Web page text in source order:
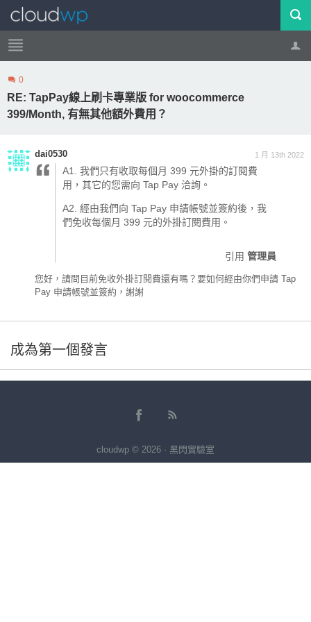
帳號 登出
0
RE: TapPay線上刷卡專業版 for woocommerce
399/Month, 有無其他額外費用？
1 月 13th 2022
dai0530
A1. 我們只有收取每個月 399 元外掛的訂閱費
用，其它的您需向 Tap Pay 洽詢。
A2. 經由我們向 Tap Pay 申請帳號並簽約後，我
們免收每個月 399 元的外掛訂閱費用。
引用 管理員
您好，請問目前免收外掛訂閱費還有嗎？要如何經由你們申請 Tap
Pay 申請帳號並簽約，謝謝
成為第一個發言
cloudwp © 2026 · 黑閃實驗室